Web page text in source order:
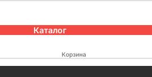
Каталог
Корзина